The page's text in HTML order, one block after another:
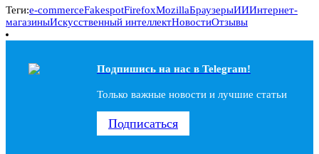
Теги:e-commerceFakespotFirefoxMozillaБраузерыИИИнтернет-
магазиныИскусственный интеллектНовостиОтзывы
Подпишись на наc в Telegram!
Только важные новости и лучшие статьи
Подписаться